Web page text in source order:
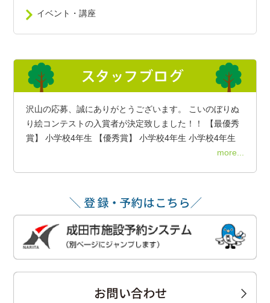
イベント・講座
沢山の応募、誠にありがとうございます。 こいのぼりぬ
り絵コンテストの入賞者が決定致しました！！ 【最優秀
賞】 小学校4年生 【優秀賞】 小学校4年生 小学校4年生
more...